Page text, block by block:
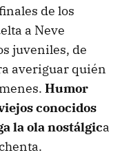
de los
a Neve
juveniles, de
averiguar quién
Humor
conocidos
la ola nostálgica